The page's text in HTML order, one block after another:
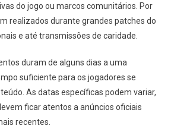
do jogo ou marcos comunitários. Por
realizados durante grandes patches do
e até transmissões de caridade.
duram de alguns dias a uma
suficiente para os jogadores se
As datas específicas podem variar,
ficar atentos a anúncios oficiais
recentes.